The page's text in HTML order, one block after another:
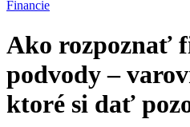
Financie
Ako rozpoznať
podvody –
ktoré si dať